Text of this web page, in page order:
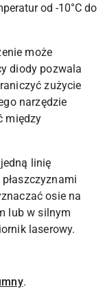
od -10°C do
może
diody pozwala
zużycie
narzędzie
między
linię
osie na
lub w silnym
laserowy.
.